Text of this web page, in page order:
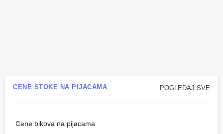
POGLEDAJ SVE
CENE STOKE NA PIJACAMA
Cene bikova na pijacama